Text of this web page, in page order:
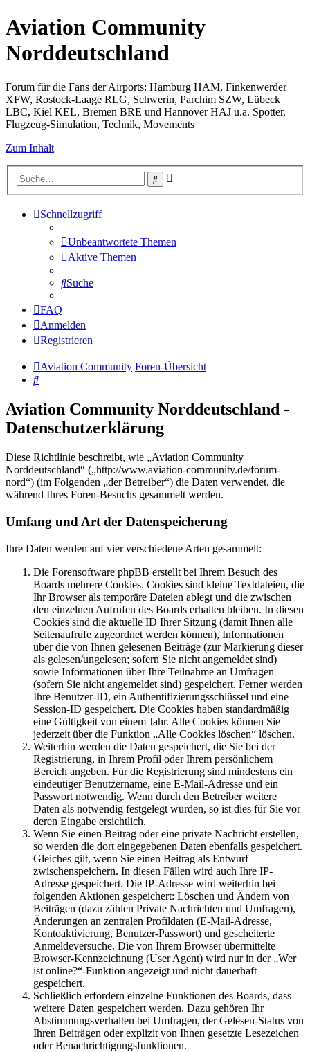
Aviation Community
Norddeutschland
Forum für die Fans der Airports: Hamburg HAM, Finkenwerder
XFW, Rostock-Laage RLG, Schwerin, Parchim SZW, Lübeck
LBC, Kiel KEL, Bremen BRE und Hannover HAJ u.a. Spotter,
Flugzeug-Simulation, Technik, Movements
Zum Inhalt
Suche
Schnellzugriff
Unbeantwortete Themen
Aktive Themen
Suche
FAQ
Anmelden
Registrieren
Aviation Community Foren-Übersicht
Suche
Aviation Community Norddeutschland -
Datenschutzerklärung
Diese Richtlinie beschreibt, wie „Aviation Community
Norddeutschland“ („http://www.aviation-community.de/forum-
nord“) (im Folgenden „der Betreiber“) die Daten verwendet, die
während Ihres Foren-Besuchs gesammelt werden.
Umfang und Art der Datenspeicherung
Ihre Daten werden auf vier verschiedene Arten gesammelt:
Die Forensoftware phpBB erstellt bei Ihrem Besuch des
Boards mehrere Cookies. Cookies sind kleine Textdateien, die
Ihr Browser als temporäre Dateien ablegt und die zwischen
den einzelnen Aufrufen des Boards erhalten bleiben. In diesen
Cookies sind die aktuelle ID Ihrer Sitzung (damit Ihnen alle
Seitenaufrufe zugeordnet werden können), Informationen
über die von Ihnen gelesenen Beiträge (zur Markierung dieser
als gelesen/ungelesen; sofern Sie nicht angemeldet sind)
sowie Informationen über Ihre Teilnahme an Umfragen
(sofern Sie nicht angemeldet sind) gespeichert. Ferner werden
Ihre Benutzer-ID, ein Authentifizierungsschlüssel und eine
Session-ID gespeichert. Die Cookies haben standardmäßig
eine Gültigkeit von einem Jahr. Alle Cookies können Sie
jederzeit über die Funktion „Alle Cookies löschen“ löschen.
Weiterhin werden die Daten gespeichert, die Sie bei der
Registrierung, in Ihrem Profil oder Ihrem persönlichem
Bereich angeben. Für die Registrierung sind mindestens ein
eindeutiger Benutzername, eine E-Mail-Adresse und ein
Passwort notwendig. Wenn durch den Betreiber weitere
Daten als notwendig festgelegt wurden, so ist dies für Sie vor
deren Eingabe ersichtlich.
Wenn Sie einen Beitrag oder eine private Nachricht erstellen,
so werden die dort eingegebenen Daten ebenfalls gespeichert.
Gleiches gilt, wenn Sie einen Beitrag als Entwurf
zwischenspeichern. In diesen Fällen wird auch Ihre IP-
Adresse gespeichert. Die IP-Adresse wird weiterhin bei
folgenden Aktionen gespeichert: Löschen und Ändern von
Beiträgen (dazu zählen Private Nachrichten und Umfragen),
Änderungen an zentralen Profildaten (E-Mail-Adresse,
Kontoaktivierung, Benutzer-Passwort) und gescheiterte
Anmeldeversuche. Die von Ihrem Browser übermittelte
Browser-Kennzeichnung (User Agent) wird nur in der „Wer
ist online?“-Funktion angezeigt und nicht dauerhaft
gespeichert.
Schließlich erfordern einzelne Funktionen des Boards, dass
weitere Daten gespeichert werden. Dazu gehören Ihr
Abstimmungsverhalten bei Umfragen, der Gelesen-Status von
Ihren Beiträgen oder explizit von Ihnen gesetzte Lesezeichen
oder Benachrichtigungsfunktionen.